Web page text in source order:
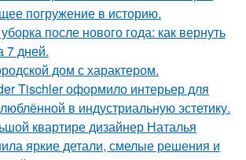
погружение в историю.
после нового года: как вернуть
7 дней.
дом с характером.
Tischler оформило интерьер для
в индустриальную эстетику.
квартире дизайнер Наталья
яркие детали, смелые решения и